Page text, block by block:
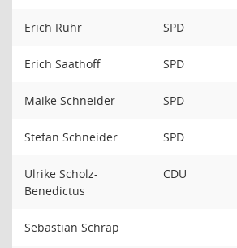
Erich Ruhr SPD
Erich Saathoff SPD
Maike Schneider SPD
Stefan Schneider SPD
Ulrike Scholz-
Benedictus
CDU
Sebastian Schrap